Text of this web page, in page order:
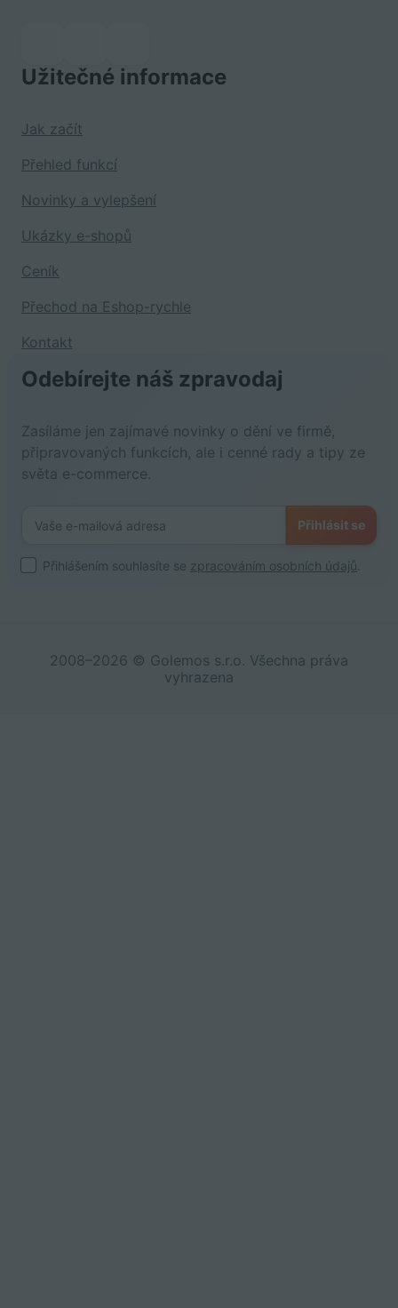
Užitečné informace
Jak začít
Přehled funkcí
Novinky a vylepšení
Ukázky e-shopů
Ceník
Přechod na Eshop-rychle
Kontakt
Odebírejte náš zpravodaj
Zasíláme jen zajímavé novinky o dění ve firmě,
připravovaných funkcích, ale i cenné rady a tipy ze
světa e-commerce.
Přihlásit se
Přihlášením souhlasíte se zpracováním osobních údajů
2008–2026 © Golemos s.r.o. Všechna práva
vyhrazena